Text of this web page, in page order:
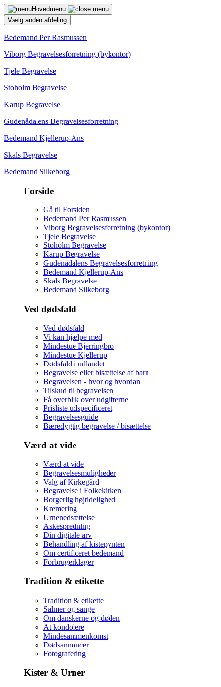
Hovedmenu
Vælg anden afdeling
Bedemand Per Rasmussen
Viborg Begravelsesforretning (bykontor)
Tjele Begravelse
Stoholm Begravelse
Karup Begravelse
Gudenådalens Begravelsesforretning
Bedemand Kjellerup-Ans
Skals Begravelse
Bedemand Silkeborg
Forside
Gå til Forsiden
Bedemand Per Rasmussen
Viborg Begravelsesforretning (bykontor)
Tjele Begravelse
Stoholm Begravelse
Karup Begravelse
Gudenådalens Begravelsesforretning
Bedemand Kjellerup-Ans
Skals Begravelse
Bedemand Silkeborg
Ved dødsfald
Ved dødsfald
Vi kan hjælpe med
Mindestue Bjerringbro
Mindestue Kjellerup
Dødsfald i udlandet
Begravelse eller bisættelse af barn
Begravelsen - hvor og hvordan
Tilskud til begravelsen
Få overblik over udgifterne
Prisliste udspecificeret
Begravelsesguide
Bæredygtig begravelse / bisættelse
Værd at vide
Værd at vide
Begravelsesmuligheder
Valg af Kirkegård
Begravelse i Folkekirken
Borgerlig højtidelighed
Kremering
Urnenedsættelse
Askespredning
Din digitale arv
Behandling af kistepynten
Om certificeret bedemand
Forbrugerklager
Tradition & etikette
Tradition & etikette
Salmer og sange
Om danskerne og døden
At kondolere
Mindesammenkomst
Dødsannoncer
Fotografering
Kister & Urner